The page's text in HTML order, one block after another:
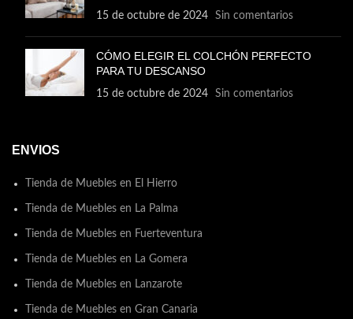
15 de octubre de 2024 Sin comentarios
CÓMO ELEGIR EL COLCHÓN PERFECTO
PARA TU DESCANSO
15 de octubre de 2024 Sin comentarios
ENVIOS
Tienda de Muebles en El Hierro
Tienda de Muebles en La Palma
Tienda de Muebles en Fuerteventura
Tienda de Muebles en La Gomera
Tienda de Muebles en Lanzarote
Tienda de Muebles en Gran Canaria